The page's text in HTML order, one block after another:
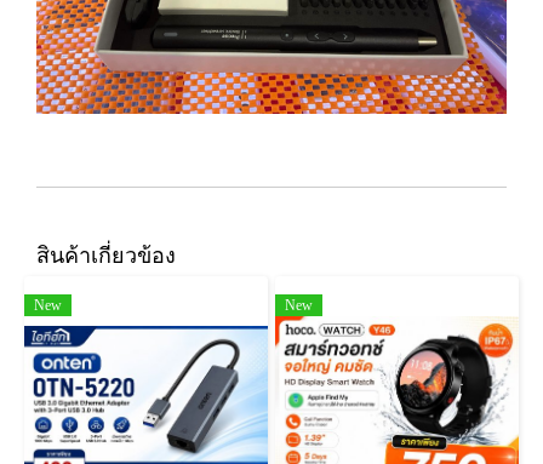
สินค้าเกี่ยวข้อง
New New